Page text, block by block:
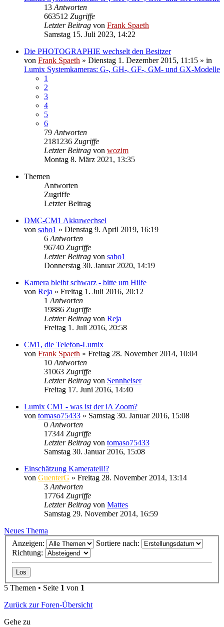
13 Antworten
663512 Zugriffe
Letzter Beitrag von Frank Spaeth
Samstag 15. Juli 2023, 14:22
Die PHOTOGRAPHIE wechselt den Besitzer
von Frank Spaeth » Dienstag 1. Dezember 2015, 11:15 » in
Lumix Systemkameras: G-, GH-, GF-, GM- und GX-Modelle
1
2
3
4
5
6
79 Antworten
2181236 Zugriffe
Letzter Beitrag von wozim
Montag 8. März 2021, 13:35
Themen
Antworten
Zugriffe
Letzter Beitrag
DMC-CM1 Akkuwechsel
von sabo1 » Dienstag 9. April 2019, 16:19
6 Antworten
96740 Zugriffe
Letzter Beitrag von sabo1
Donnerstag 30. Januar 2020, 14:19
Kamera bleibt schwarz - bitte um Hilfe
von Reja » Freitag 1. Juli 2016, 20:12
1 Antworten
19886 Zugriffe
Letzter Beitrag von Reja
Freitag 1. Juli 2016, 20:58
CM1, die Telefon-Lumix
von Frank Spaeth » Freitag 28. November 2014, 10:04
10 Antworten
31063 Zugriffe
Letzter Beitrag von Sennheiser
Freitag 17. Juni 2016, 14:40
Lumix CM1 - was ist der iA Zoom?
von tomaso75433 » Samstag 30. Januar 2016, 15:08
0 Antworten
17344 Zugriffe
Letzter Beitrag von tomaso75433
Samstag 30. Januar 2016, 15:08
Einschätzung Kamerateil!?
von GuenterG » Freitag 28. November 2014, 13:14
3 Antworten
17764 Zugriffe
Letzter Beitrag von Mattes
Samstag 29. November 2014, 16:59
Neues Thema
Anzeigen:
Sortiere nach:
Richtung:
5 Themen • Seite 1 von 1
Zurück zur Foren-Übersicht
Gehe zu